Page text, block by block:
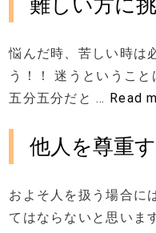
悩んだ時、苦しい時は
う！！ 迷うということ
五分五分だと … Read
他人を尊重
およそ人を扱う場合に
てはならないと思いま